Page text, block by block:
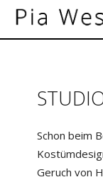
Schon beim
Geruch von